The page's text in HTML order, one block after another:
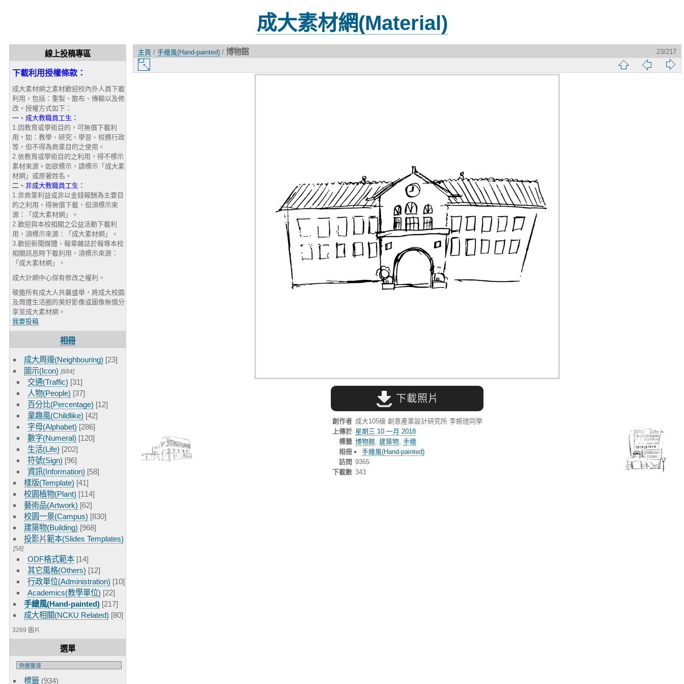
成大素材網(Material)
線上投稿專區
下載利用授權條款：
成大素材網之素材歡迎校內外人員下載
利用，包括：重製、散布、傳輸以及修
改。授權方式如下：
一、成大教職員工生：
1.因教育或學術目的，可無償下載利
用，如：教學、研究、學習、校務行政
等，但不得為商業目的之使用。
2.依教育或學術目的之利用，得不標示
素材來源。如欲標示，請標示「成大素
材網」或原著姓名。
二、非成大教職員工生：
1.非商業利益或非以金錢報酬為主要目
的之利用，得無償下載，但須標示來
源：「成大素材網」。
2.歡迎與本校相關之公益活動下載利
用，須標示來源：「成大素材網」。
3.歡迎新聞媒體、報章雜誌於報導本校
相關訊息時下載利用，須標示來源：
「成大素材網」。
成大計網中心保有修改之權利。
敬邀所有成大人共襄盛舉，將成大校園
及周遭生活圈的美好影像或圖像無償分
享至成大素材網。
我要投稿
相冊
成大周邊(Neighbouring) [23]
圖示(Icon) [884]
交通(Traffic) [31]
人物(People) [37]
百分比(Percentage) [12]
童趣風(Childlike) [42]
字母(Alphabet) [286]
數字(Numeral) [120]
生活(Life) [202]
符號(Sign) [96]
資訊(Information) [58]
樣版(Template) [41]
校園植物(Plant) [114]
藝術品(Artwork) [62]
校園一景(Campus) [830]
建築物(Building) [968]
投影片範本(Slides Templates)
[58]
ODF格式範本 [14]
其它風格(Others) [12]
行政單位(Administration) [10]
Academics(教學單位) [22]
手繪風(Hand-painted) [217]
成大相關(NCKU Related) [80]
3269 圖片
選單
標籤 (934)
主頁 / 手繪風(Hand-painted) / 博物館
23/217
略
頁
一
片
下載照片
創作者 成大105級 創意產業設計研究所 李婉瑄同學
上傳於 星期三 10 一月 2018
標籤 博物館 建築物 手繪
相冊
手繪風(Hand-painted)
訪問 9365
下載數 343